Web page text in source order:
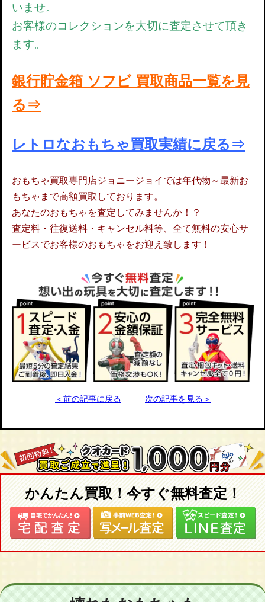
いませ。
お客様のコレクションを大切に査定させて頂き
ます。
銀行貯金箱 ソフビ 買取商品一覧を見
る⇒
レトロなおもちゃ買取実績に戻る⇒
おもちゃ買取専門店ジョニージョイでは年代物～最新お
もちゃまで高額買取しております。
あなたのおもちゃを査定してみませんか！？
査定料・往復送料・キャンセル料等、全て無料の安心サ
ービスでお客様のおもちゃをお迎え致します！
＜前の記事に戻る 次の記事を見る＞
かんたん買取！今すぐ無料査定！